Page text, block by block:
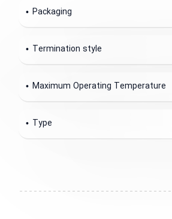
Packaging
Termination style
Maximum Operating Temperature
Type